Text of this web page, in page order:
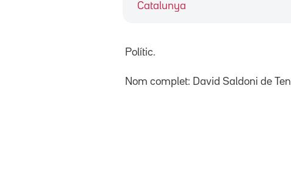
Catalunya
Polític.
Nom complet: David Saldoni de